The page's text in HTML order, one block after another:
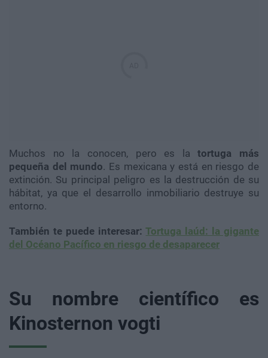
Muchos no la conocen, pero es latortuga más
pequeña del mundo. Es mexicana y está en riesgo de
extinción. Su principal peligro es la destrucción de su
hábitat, ya que el desarrollo inmobiliario destruye su
entorno.
También te puede interesar:Tortuga laúd: la gigante
del Océano Pacífico en riesgo de desaparecer
Su nombre científico es
Kinosternon vogti